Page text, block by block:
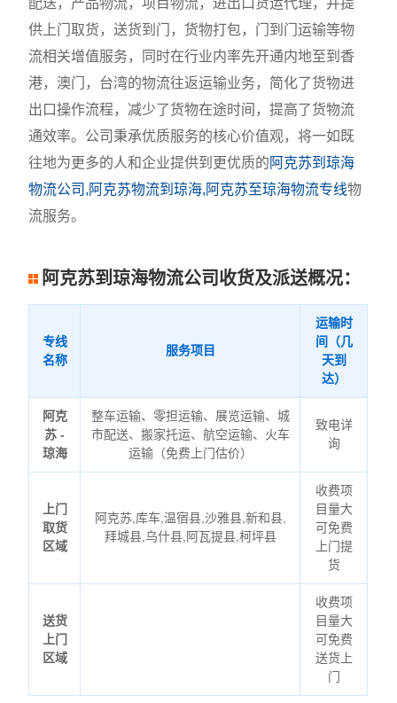
配送，产品物流，项目物流，进出口货运代理，并提
供上门取货，送货到门，货物打包，门到门运输等物
流相关增值服务，同时在行业内率先开通内地至到香
港，澳门，台湾的物流往返运输业务，简化了货物进
出口操作流程，减少了货物在途时间，提高了货物流
通效率。公司秉承优质服务的核心价值观，将一如既
往地为更多的人和企业提供到更优质的 阿克苏到琼海
物流公司,阿克苏物流到琼海,阿克苏至琼海物流专线物
流服务。
阿克苏到琼海物流公司收货及派送概况：
专线
名称
服务项目
运输时
间（几
天到
达）
阿克
苏 -
琼海
整车运输、零担运输、展览运输、城
市配送、搬家托运、航空运输、火车
运输（免费上门估价）
致电详
询
上门
取货
区域
阿克苏,库车,温宿县,沙雅县,新和县,
拜城县,乌什县,阿瓦提县,柯坪县
收费项
目量大
可免费
上门提
货
送货
上门
区域
收费项
目量大
可免费
送货上
门